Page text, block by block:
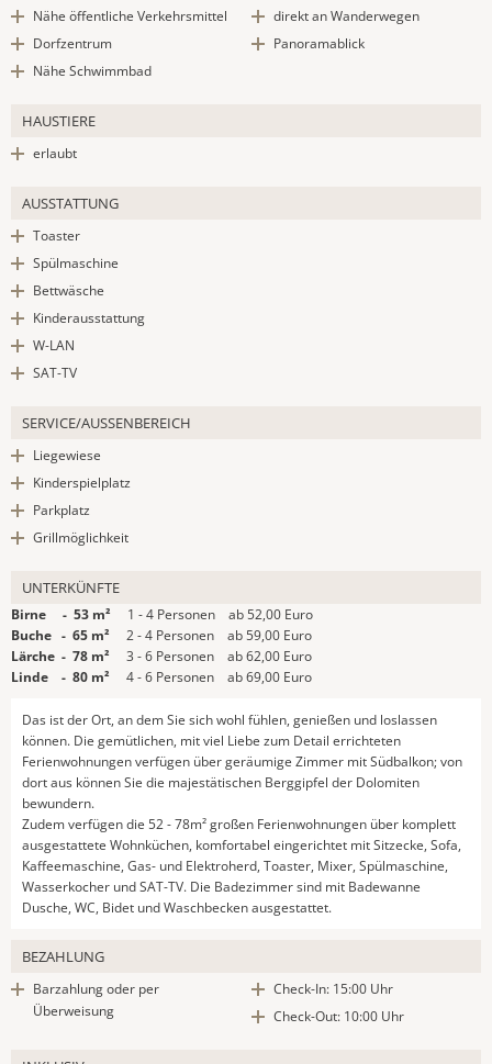
Nähe öffentliche Verkehrsmittel
Dorfzentrum
Nähe Schwimmbad
direkt an Wanderwegen
Panoramablick
HAUSTIERE
erlaubt
AUSSTATTUNG
Toaster
Spülmaschine
Bettwäsche
Kinderausstattung
W-LAN
SAT-TV
SERVICE/AUSSENBEREICH
Liegewiese
Kinderspielplatz
Parkplatz
Grillmöglichkeit
UNTERKÜNFTE
Birne - 53 m² 1 - 4 Personen ab 52,00 Euro
Buche - 65 m²
2 - 4 Personen ab 59,00 Euro
Lärche - 78 m²
3 - 6 Personen ab 62,00 Euro
Linde - 80 m² 4 - 6 Personen ab 69,00 Euro
Das ist der Ort, an dem Sie sich wohl fühlen, genießen und loslassen
können. Die gemütlichen, mit viel Liebe zum Detail errichteten
Ferienwohnungen verfügen über geräumige Zimmer mit Südbalkon; von
dort aus können Sie die majestätischen Berggipfel der Dolomiten
bewundern.
Zudem verfügen die 52 - 78m² großen Ferienwohnungen über komplett
ausgestattete Wohnküchen, komfortabel eingerichtet mit Sitzecke, Sofa,
Kaffeemaschine, Gas- und Elektroherd, Toaster, Mixer, Spülmaschine,
Wasserkocher und SAT-TV. Die Badezimmer sind mit Badewanne
Dusche, WC, Bidet und Waschbecken ausgestattet.
BEZAHLUNG
Barzahlung oder per
Überweisung
Check-In: 15:00 Uhr
Check-Out: 10:00 Uhr